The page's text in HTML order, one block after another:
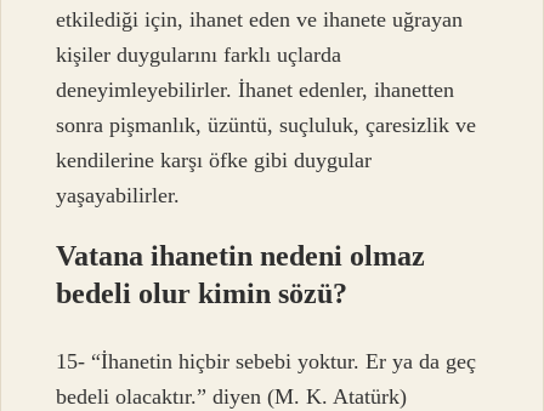
etkilediği için, ihanet eden ve ihanete uğrayan
kişiler duygularını farklı uçlarda
deneyimleyebilirler. İhanet edenler, ihanetten
sonra pişmanlık, üzüntü, suçluluk, çaresizlik ve
kendilerine karşı öfke gibi duygular
yaşayabilirler.
Vatana ihanetin nedeni olmaz
bedeli olur kimin sözü?
15- “İhanetin hiçbir sebebi yoktur. Er ya da geç
bedeli olacaktır.” diyen (M. K. Atatürk)